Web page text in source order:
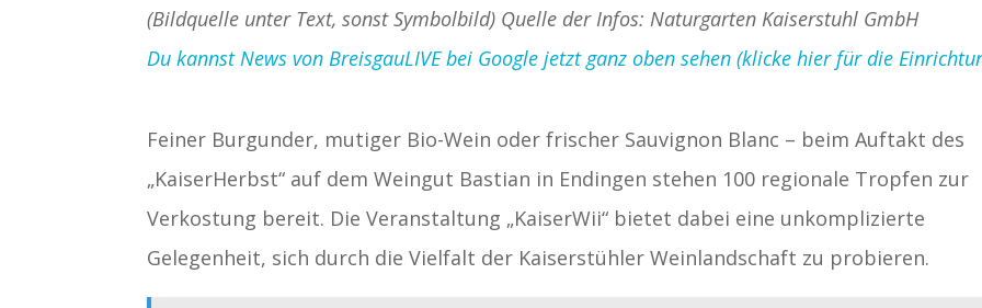
(Bildquelle unter Text, sonst Symbolbild) Quelle der Infos: Naturgarten Kaiserstuhl GmbH
Du kannst News von BreisgauLIVE bei Google jetzt ganz oben sehen (klicke hier für die
Feiner Burgunder, mutiger Bio-Wein oder frischer Sauvignon Blanc – beim Auftakt des
„KaiserHerbst“ auf dem Weingut Bastian in Endingen stehen 100 regionale Tropfen zur
Verkostung bereit. Die Veranstaltung „KaiserWii“ bietet dabei eine unkomplizierte
Gelegenheit, sich durch die Vielfalt der Kaiserstühler Weinlandschaft zu probieren.